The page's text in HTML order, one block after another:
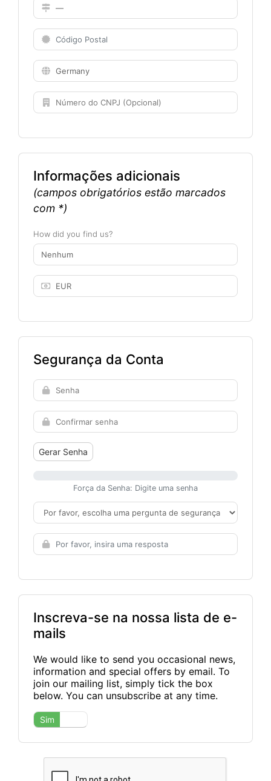
Informações adicionais
(campos obrigatórios estão marcados
com *)
How did you find us?
Segurança da Conta
Gerar Senha
Força da Senha: Digite uma senha
Inscreva-se na nossa lista de e-
mails
We would like to send you occasional news,
information and special offers by email. To
join our mailing list, simply tick the box
below. You can unsubscribe at any time.
Sim